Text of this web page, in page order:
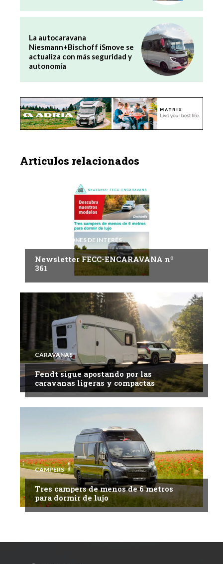
La autocaravana
Niesmann+Bischoff iSmove se
actualiza con más seguridad y
autonomía
Artículos relacionados
INFORMACIONES DE INTERÉS
Newsletter FECC-ENCARAVANA nº
361
CARAVANAS
Fendt sigue apostando por las
caravanas ligeras y compactas
CAMPERS
Tres campers de menos de 6 metros
para dormir de lujo